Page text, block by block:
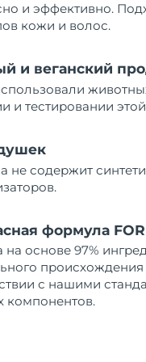
и эффективно.
кожи и волос.
и веганский
и тестировании
не содержит
формула
на основе 97%
происхождения
с нашими
компонентов.
Ожидаемая